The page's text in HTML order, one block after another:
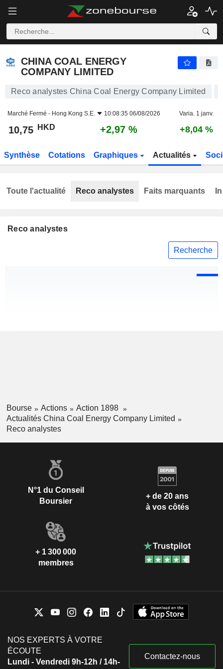
CHINA COAL ENERGY
COMPANY LIMITED
Reco analystes China Coal Energy Company Limited
Marché Fermé - Hong Kong S.E. 10:08:35 06/08/2026 Varia. 1 janv.
10,75 HKD +2,97 % +8,04 %
Synthèse Cotations Graphiques Actualités
Reco analystes
Recherche
Toute l'actualité Reco analystes Faits marquants
Bourse Actions
Action 1898
Actualités China Coal Energy Company Limited
Reco analystes
N°1 du Conseil
Boursier
+ de 20 ans
à vos côtés
+ 1 300 000
membres
NOS EXPERTS À VOTRE
ÉCOUTE
Lundi - Vendredi 9h-12h / 14h-
Contactez-nous